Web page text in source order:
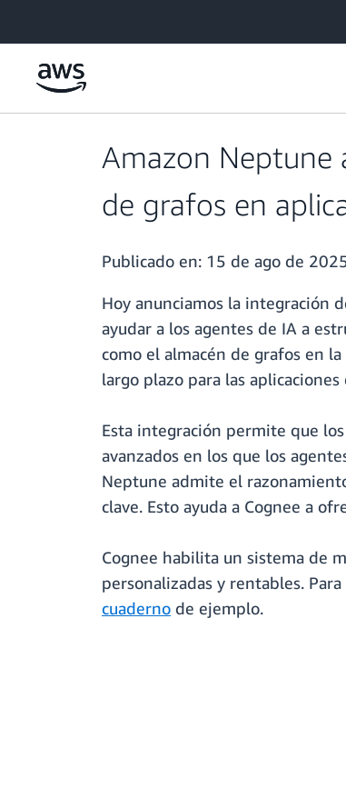
Amazon Neptune
de grafos en
Publicado en: 15 de ago de
Hoy anunciamos la integración
ayudar a los agentes de IA a
como el almacén de grafos en
largo plazo para las
Esta integración permite que
avanzados en los que los
Neptune admite el
clave. Esto ayuda a Cognee a
Cognee habilita un sistema de
personalizadas y rentables.
cuaderno de ejemplo.